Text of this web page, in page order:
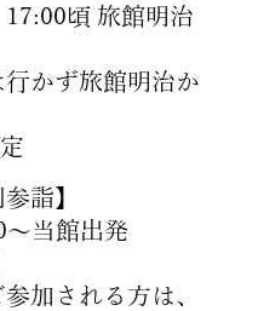
頃 旅館明治
かず旅館明治か
詣】
当館出発
加される方は、